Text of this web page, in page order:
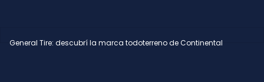
General Tire: descubrí la marca todoterreno de Continental